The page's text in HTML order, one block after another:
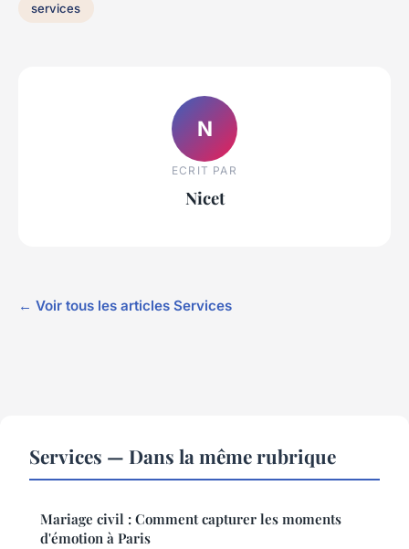
services
N
ECRIT PAR
Nicet
← Voir tous les articles Services
Services — Dans la même rubrique
Mariage civil : Comment capturer les moments
d'émotion à Paris